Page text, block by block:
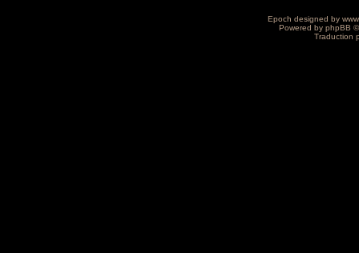
Epoch designed by
Powered by phpBB
Traduction